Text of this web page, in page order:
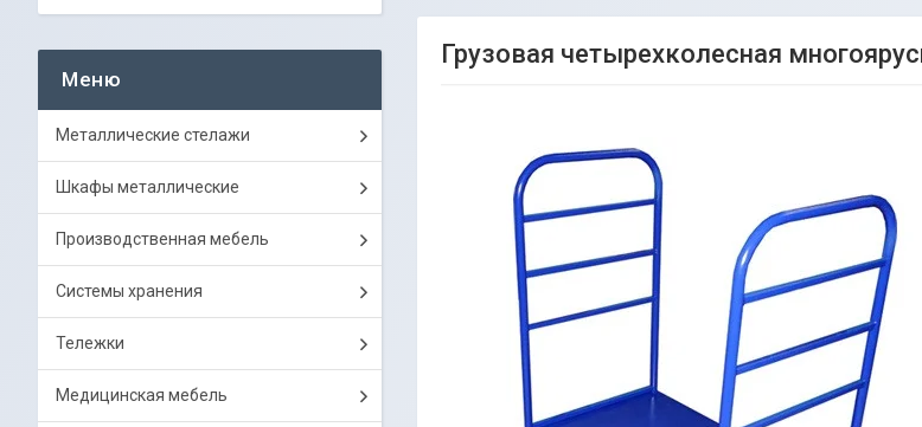
Грузовая четырехколесная
Металлические стелажи
Шкафы металлические
Производственная мебель
Системы хранения
Тележки
Медицинская мебель